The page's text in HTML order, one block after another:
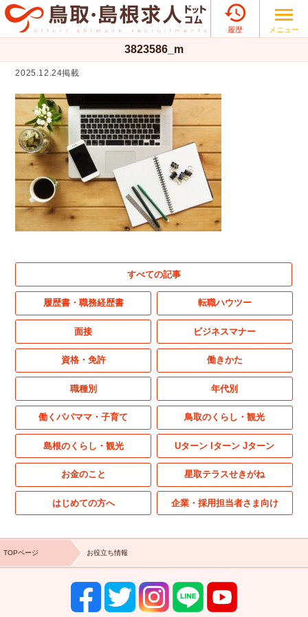

履歴 メニュー
3823586_m
2025.12.24掲載
すべての記事
履歴書・職務経歴書 転職ハウツー
面接 ビジネスマナー
資格・免許 働きかた
職種別 年代別
働くパパママ・子育て 鳥取のくらし・観光
島根のくらし・観光 Uターン Iターン Jターン
お金のこと 星取テラスせきがね
はじめての方へ 企業・採用担当者さま向け
TOPページ お役立ち情報